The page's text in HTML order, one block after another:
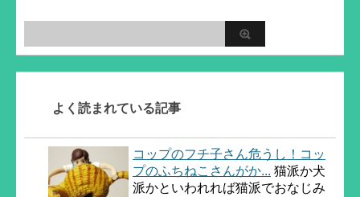
よく読まれている記事
コップのフチ子さん危うし！コッ
プのふちねこさんがか... 猫派か犬
派かといわれれば猫派でおなじみ